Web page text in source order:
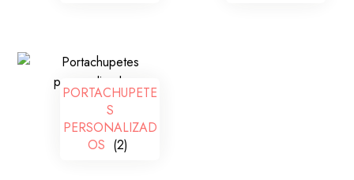
PORTACHUPETE
S
PERSONALIZAD
OS (2)